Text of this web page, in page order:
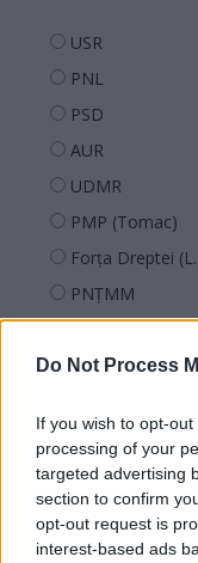
Do Not Process
If you wish to opt-
processing of your
targeted advertising
section to confirm
opt-out request is
interest-based ads
USR
PNL
PSD
AUR
UDMR
PMP (Tomac)
Forța Dreptei
PNȚMM
REPER
SENS
POT (Gavrilă)
PACE (Peia)
Acțiunea
PDF (Lazarus)